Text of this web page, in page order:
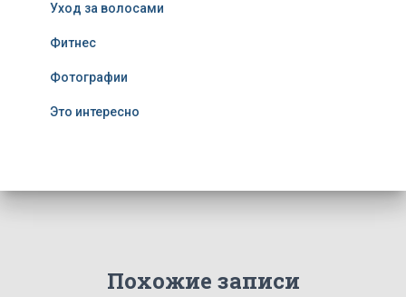
Уход за волосами
Фитнес
Фотографии
Это интересно
Похожие записи